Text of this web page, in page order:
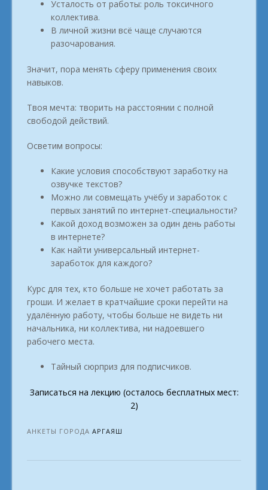
Усталость от работы: роль токсичного
коллектива.
В личной жизни всё чаще случаются
разочарования.
Значит, пора менять сферу применения своих
навыков.
Твоя мечта: творить на расстоянии с полной
свободой действий.
Осветим вопросы:
Какие условия способствуют заработку на
озвучке текстов?
Можно ли совмещать учёбу и заработок с
первых занятий по интернет-специальности?
Какой доход возможен за один день работы
в интернете?
Как найти универсальный интернет-
заработок для каждого?
Курс для тех, кто больше не хочет работать за
гроши. И желает в кратчайшие сроки перейти на
удалённую работу, чтобы больше не видеть ни
начальника, ни коллектива, ни надоевшего
рабочего места.
Тайный сюрприз для подписчиков.
Записаться на лекцию (осталось бесплатных мест:
2)
АНКЕТЫ ГОРОДА АРГАЯШ